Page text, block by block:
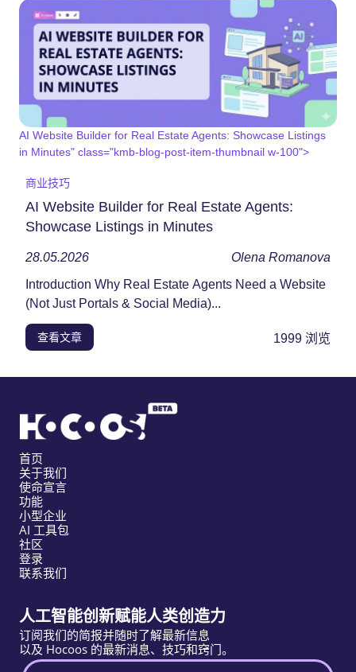
AI Website Builder for Real Estate Agents: Showcase Listings
in Minutes" class="kmb-blog-post-item-thumbnail w-100">
商业技巧
AI Website Builder for Real Estate Agents:
Showcase Listings in Minutes
28.05.2026 Olena Romanova
Introduction Why Real Estate Agents Need a Website
(Not Just Portals & Social Media)...
查看文章 1999 浏览
首页
关于我们
使命宣言
功能
小型企业
AI 工具包
社区
登录
联系我们
人工智能创新赋能人类创造力
订阅我们的简报并随时了解最新信息
以及 Hocoos 的最新消息、技巧和窍门。